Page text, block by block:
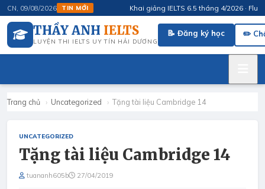
CN, 09/08/2026 TIN MỚI Khai giảng IELTS 6.5 tháng 4/2026 ·
THẦY ANH IELTS
LUYỆN THI IELTS UY TÍN HẢI DƯƠNG
📝 Đăng ký học ✏️
Trang chủ › Uncategorized › Tặng tài liệu Cambridge 14
UNCATEGORIZED
Tặng tài liệu Cambridge 14
tuananh605b 27/04/2019